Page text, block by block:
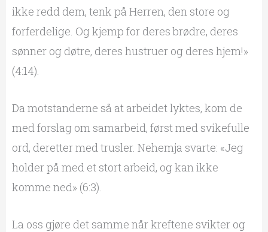
ikke redd dem, tenk på Herren, den store og
forferdelige. Og kjemp for deres brødre, deres
sønner og døtre, deres hustruer og deres hjem!»
(4:14).
Da motstanderne så at arbeidet lyktes, kom de
med forslag om samarbeid, først med svikefulle
ord, deretter med trusler. Nehemja svarte: «Jeg
holder på med et stort arbeid, og kan ikke
komme ned» (6:3).
La oss gjøre det samme når kreftene svikter og